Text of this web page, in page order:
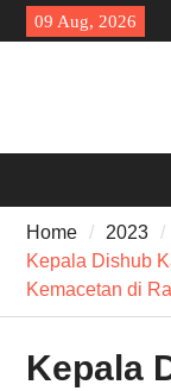
Skip
to
09 Aug, 2026
Home 2023
Kepala Dishub
Kemacetan di
Kepala